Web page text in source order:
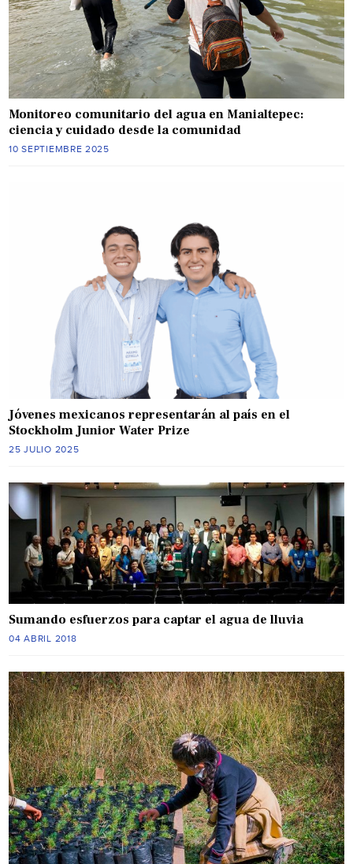
Monitoreo comunitario del agua en Manialtepec:
ciencia y cuidado desde la comunidad
10 SEPTIEMBRE 2025
Jóvenes mexicanos representarán al país en el
Stockholm Junior Water Prize
25 JULIO 2025
Sumando esfuerzos para captar el agua de lluvia
04 ABRIL 2018